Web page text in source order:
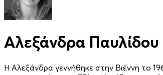
Αλεξάνδρα Παυλίδου
Η Αλεξάνδρα γεννήθηκε στην Βιέννη το